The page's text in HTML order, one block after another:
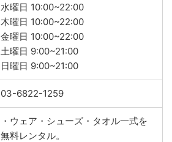
水曜日 10:00~22:00
木曜日 10:00~22:00
金曜日 10:00~22:00
土曜日 9:00~21:00
日曜日 9:00~21:00
03-6822-1259
・ウェア・シューズ・タオル一式を
無料レンタル。